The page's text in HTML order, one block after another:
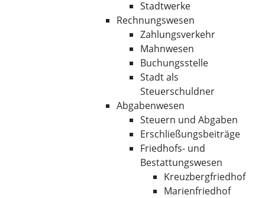
Stadtwerke
Rechnungswesen
Zahlungsverkehr
Mahnwesen
Buchungsstelle
Stadt als
Steuerschuldner
Abgabenwesen
Steuern und Abgaben
Erschließungsbeiträge
Friedhofs- und
Bestattungswesen
Kreuzbergfriedhof
Marienfriedhof